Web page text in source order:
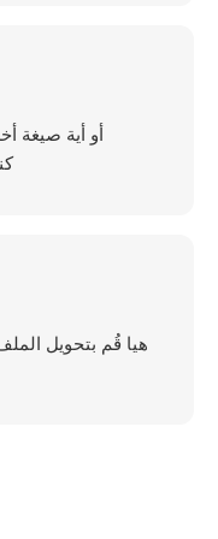
هيا قُم بتحويل